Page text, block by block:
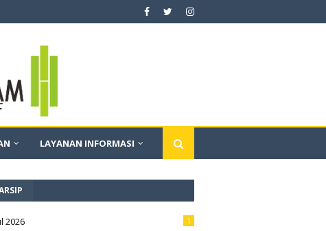
LAYANAN INFORMASI
2026 1